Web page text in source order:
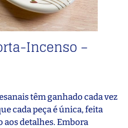
Incenso –
têm ganhado cada vez
cada peça é única, feita
aos detalhes. Embora